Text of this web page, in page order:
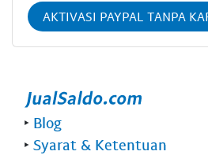
AKTIVASI PAYPAL TANPA
‣ Blog
‣ Syarat & Ketentuan